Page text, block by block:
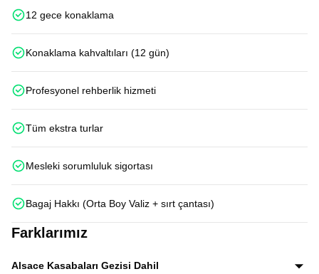
12 gece konaklama
Konaklama kahvaltıları (12 gün)
Profesyonel rehberlik hizmeti
Tüm ekstra turlar
Mesleki sorumluluk sigortası
Bagaj Hakkı (Orta Boy Valiz + sırt çantası)
Farklarımız
Alsace Kasabaları Gezisi Dahil